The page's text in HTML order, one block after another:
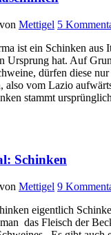
von Mettigel 5
ist ein Schinken aus
Ursprung hat. Auf
dürfen diese
also vom Lazio
stammt
Schinken
von Mettigel 9
eigentlich
das Fleisch der